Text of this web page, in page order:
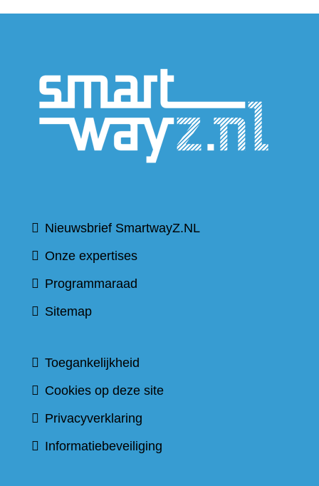
Nieuwsbrief SmartwayZ.NL
Onze expertises
Programmaraad
Sitemap
Toegankelijkheid
Cookies op deze site
Privacyverklaring
Informatiebeveiliging